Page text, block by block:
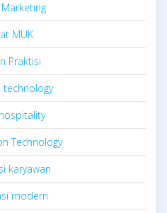
MUK
Praktisi
technology
Technology
karyawan
modern